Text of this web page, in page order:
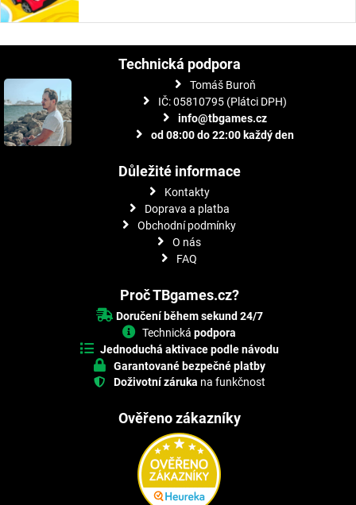
Technická podpora
Tomáš Buroň
IČ: 05810795 (Plátci DPH)
info@tbgames.cz
od 08:00 do 22:00 každý den
Důležité informace
Kontakty
Doprava a platba
Obchodní podmínky
O nás
FAQ
Proč TBgames.cz?
Doručení během sekund 24/7
Technickápodpora
Jednoduchá aktivace podle návodu
Garantované bezpečné platby
Doživotní záruka na funkčnost
Ověřeno zákazníky